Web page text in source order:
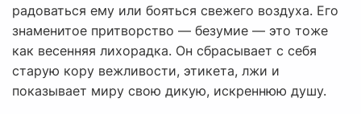
радоваться ему или бояться свежего воздуха. Его
знаменитое притворство — безумие — это тоже
как весенняя лихорадка. Он сбрасывает с себя
старую кору вежливости, этикета, лжи и
показывает миру свою дикую, искреннюю душу.